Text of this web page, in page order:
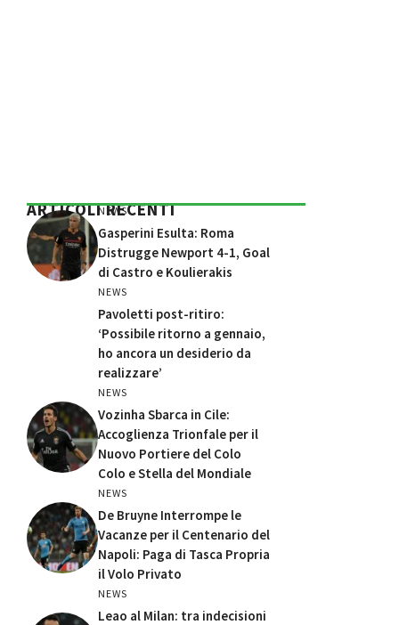
ARTICOLI RECENTI
NEWS
Gasperini Esulta: Roma
Distrugge Newport 4-1, Goal
di Castro e Koulierakis
NEWS
Pavoletti post-ritiro:
‘Possibile ritorno a gennaio,
ho ancora un desiderio da
realizzare’
NEWS
Vozinha Sbarca in Cile:
Accoglienza Trionfale per il
Nuovo Portiere del Colo
Colo e Stella del Mondiale
NEWS
De Bruyne Interrompe le
Vacanze per il Centenario del
Napoli: Paga di Tasca Propria
il Volo Privato
NEWS
Leao al Milan: tra indecisioni